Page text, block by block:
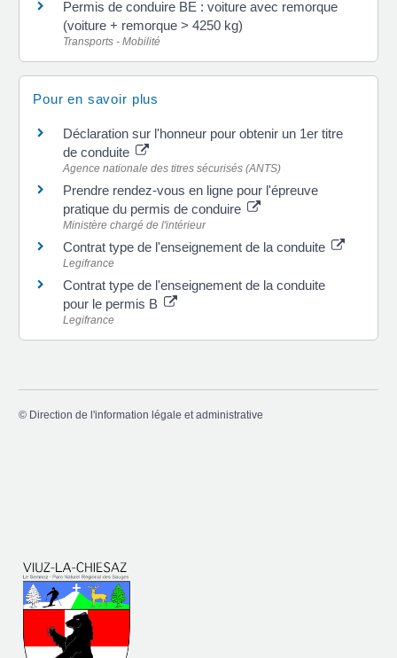
Permis de conduire BE : voiture avec remorque
(voiture + remorque > 4250 kg)
Transports - Mobilité
Pour en savoir plus
Déclaration sur l'honneur pour obtenir un 1er titre
de conduite
Agence nationale des titres sécurisés (ANTS)
Prendre rendez-vous en ligne pour l'épreuve
pratique du permis de conduire
Ministère chargé de l'intérieur
Contrat type de l'enseignement de la conduite
Legifrance
Contrat type de l'enseignement de la conduite
pour le permis B
Legifrance
© Direction de l'information légale et administrative